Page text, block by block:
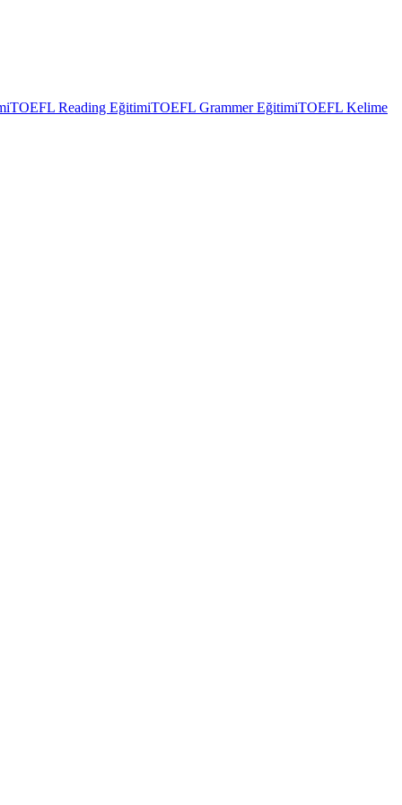
TOEFL Reading EğitimiTOEFL Grammer EğitimiTOEFL Kelime